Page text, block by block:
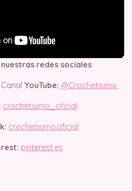
redes sociales
YouTube: @Crochetisimo
crochetisimo_oficial .
crochetisimo.oficial
pinterest.es